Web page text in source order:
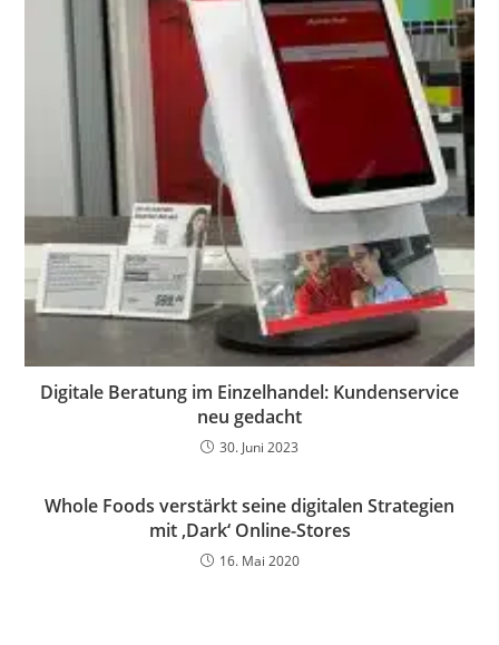
Digitale Beratung im Einzelhandel: Kundenservice
neu gedacht
30. Juni 2023
Whole Foods verstärkt seine digitalen Strategien
mit ‚Dark‘ Online-Stores
16. Mai 2020